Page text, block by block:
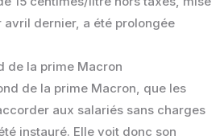
avril dernier, a été prolongée
de la prime Macron
de la prime Macron, que les
aux salariés sans charges
instauré. Elle voit donc son